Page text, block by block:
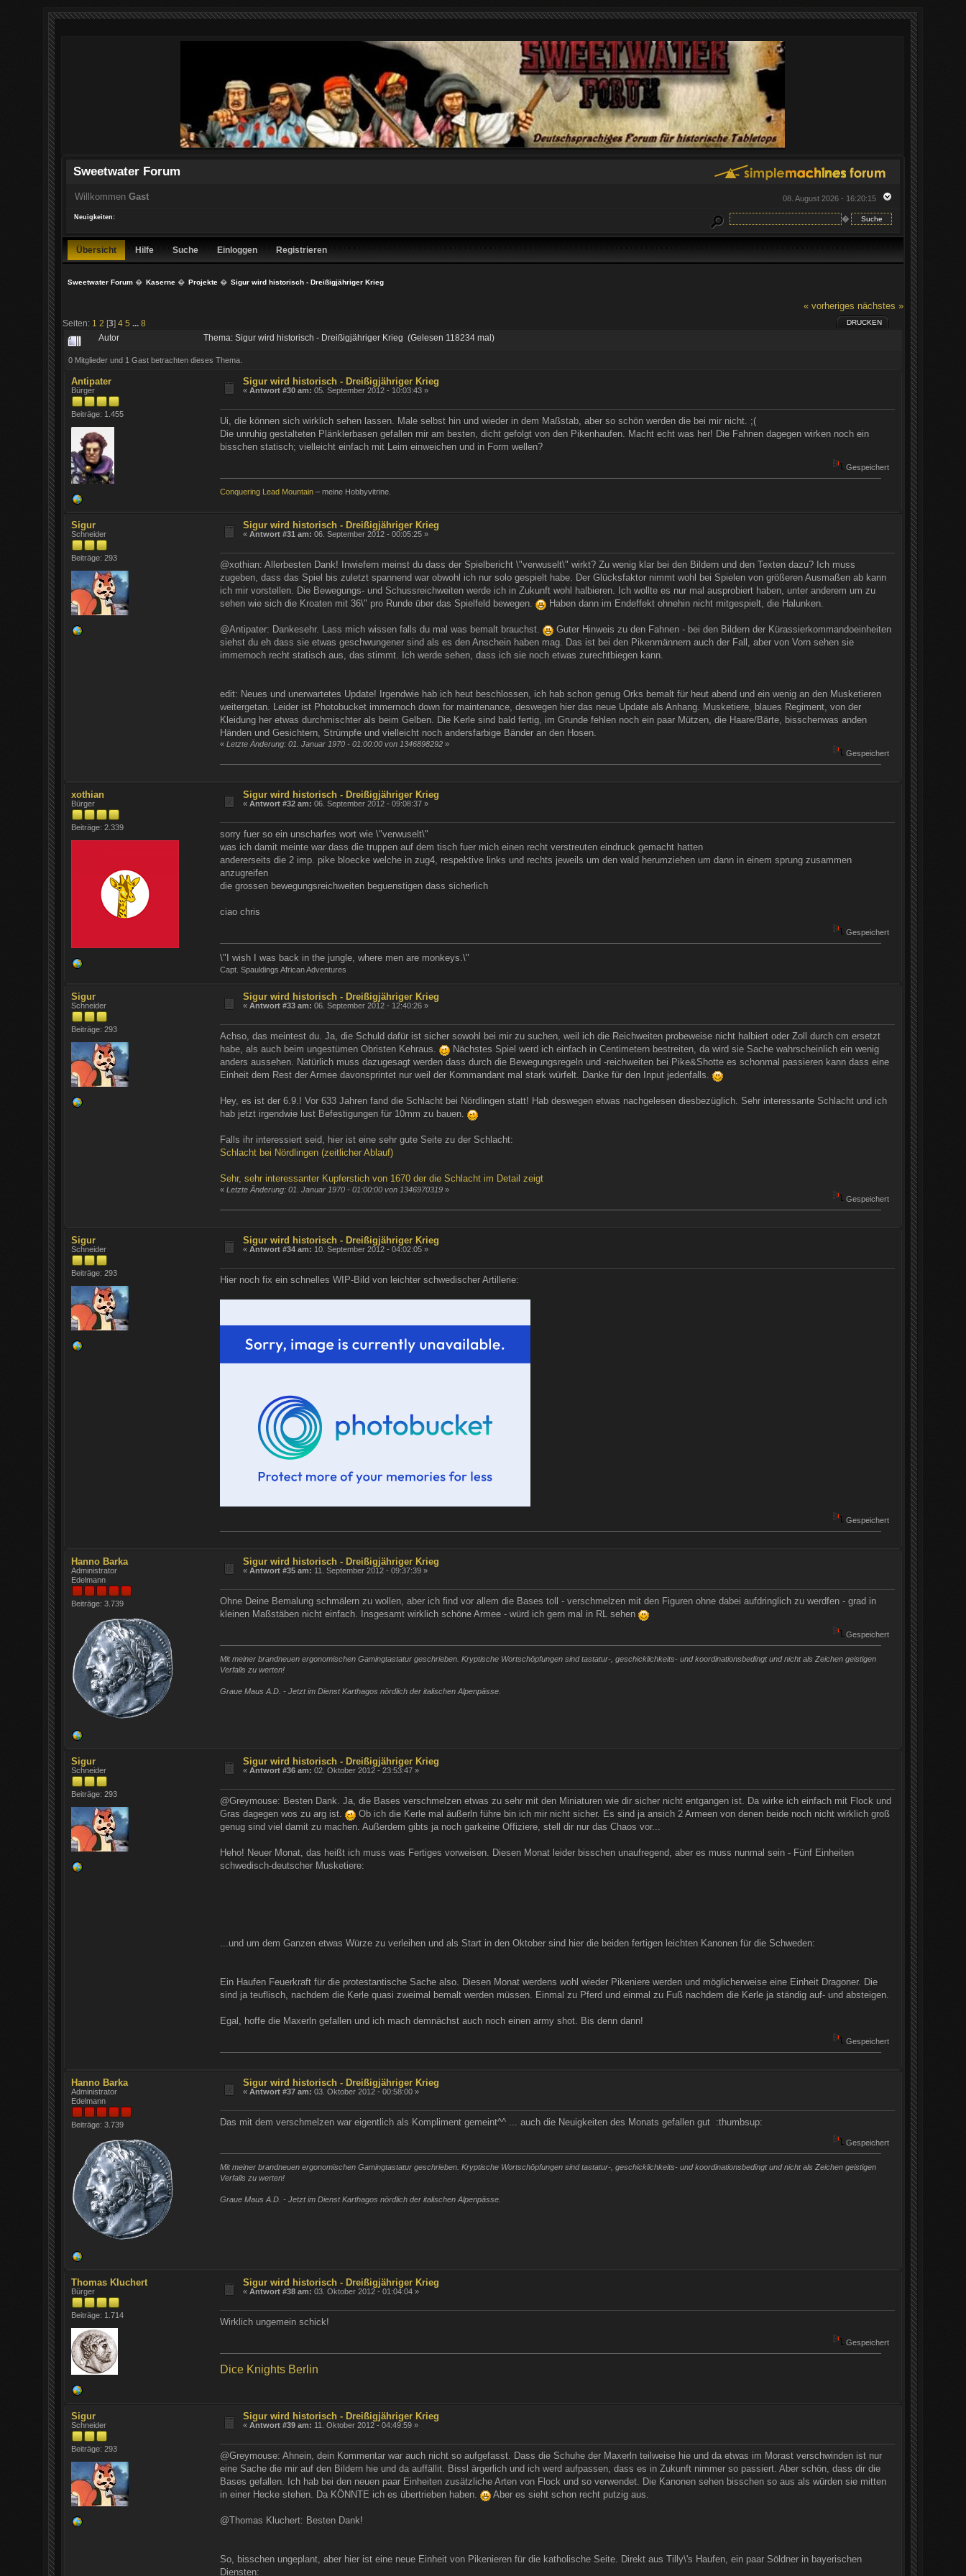
Sweetwater Forum
08. August 2026 - 16:20:15
Willkommen Gast
�
Neuigkeiten:
Übersicht Hilfe Suche Einloggen Registrieren
Sweetwater Forum� Kaserne� Projekte� Sigur wird historisch - Dreißigjähriger Krieg
« vorheriges nächstes »
Seiten: 1 2 [3]4 5 ...8 DRUCKEN
Autor Thema: Sigur wird historisch - Dreißigjähriger Krieg (Gelesen 118234 mal)
0 Mitglieder und 1 Gast betrachten dieses Thema.
Antipater
Bürger
Beiträge: 1.455
Sigur wird historisch - Dreißigjähriger Krieg
«Antwort #30 am: 05. September 2012 - 10:03:43 »
Ui, die können sich wirklich sehen lassen. Male selbst hin und wieder in dem Maßstab, aber so schön werden die bei mir nicht. ;(
Die unruhig gestalteten Plänklerbasen gefallen mir am besten, dicht gefolgt von den Pikenhaufen. Macht echt was her! Die Fahnen dagegen wirken noch ein
bisschen statisch; vielleicht einfach mit Leim einweichen und in Form wellen?
Gespeichert
Conquering Lead Mountain– meine Hobbyvitrine.
Sigur
Schneider
Beiträge: 293
Sigur wird historisch - Dreißigjähriger Krieg
«Antwort #31 am: 06. September 2012 - 00:05:25 »
@xothian: Allerbesten Dank! Inwiefern meinst du dass der Spielbericht \"verwuselt\" wirkt? Zu wenig klar bei den Bildern und den Texten dazu? Ich muss
zugeben, dass das Spiel bis zuletzt spannend war obwohl ich nur solo gespielt habe. Der Glücksfaktor nimmt wohl bei Spielen von größeren Ausmaßen ab kann
ich mir vorstellen. Die Bewegungs- und Schussreichweiten werde ich in Zukunft wohl halbieren. Ich wollte es nur mal ausprobiert haben, unter anderem um zu
sehen wie sich die Kroaten mit 36\" pro Runde über das Spielfeld bewegen.
Haben dann im Endeffekt ohnehin nicht mitgespielt, die Halunken.
@Antipater: Dankesehr. Lass mich wissen falls du mal was bemalt brauchst.
Guter Hinweis zu den Fahnen - bei den Bildern der Kürassierkommandoeinheiten
siehst du eh dass sie etwas geschwungener sind als es den Anschein haben mag. Das ist bei den Pikenmännern auch der Fall, aber von Vorn sehen sie
immernoch recht statisch aus, das stimmt. Ich werde sehen, dass ich sie noch etwas zurechtbiegen kann.
edit: Neues und unerwartetes Update! Irgendwie hab ich heut beschlossen, ich hab schon genug Orks bemalt für heut abend und ein wenig an den Musketieren
weitergetan. Leider ist Photobucket immernoch down for maintenance, deswegen hier das neue Update als Anhang. Musketiere, blaues Regiment, von der
Kleidung her etwas durchmischter als beim Gelben. Die Kerle sind bald fertig, im Grunde fehlen noch ein paar Mützen, die Haare/Bärte, bisschenwas anden
Händen und Gesichtern, Strümpfe und vielleicht noch andersfarbige Bänder an den Hosen.
« Letzte Änderung: 01. Januar 1970 - 01:00:00 von 1346898292»
Gespeichert
xothian
Bürger
Beiträge: 2.339
Sigur wird historisch - Dreißigjähriger Krieg
«Antwort #32 am: 06. September 2012 - 09:08:37 »
sorry fuer so ein unscharfes wort wie \"verwuselt\"
was ich damit meinte war dass die truppen auf dem tisch fuer mich einen recht verstreuten eindruck gemacht hatten
andererseits die 2 imp. pike bloecke welche in zug4, respektive links und rechts jeweils um den wald herumziehen um dann in einem sprung zusammen
anzugreifen
die grossen bewegungsreichweiten beguenstigen dass sicherlich
ciao chris
Gespeichert
\"I wish I was back in the jungle, where men are monkeys.\"
Capt. Spauldings African Adventures
Sigur
Schneider
Beiträge: 293
Sigur wird historisch - Dreißigjähriger Krieg
«Antwort #33 am: 06. September 2012 - 12:40:26 »
Achso, das meintest du. Ja, die Schuld dafür ist sicher sowohl bei mir zu suchen, weil ich die Reichweiten probeweise nicht halbiert oder Zoll durch cm ersetzt
habe, als auch beim ungestümen Obristen Kehraus.
Nächstes Spiel werd ich einfach in Centimetern bestreiten, da wird sie Sache wahrscheinlich ein wenig
anders aussehen. Natürlich muss dazugesagt werden dass durch die Bewegungsregeln und -reichweiten bei Pike&Shotte es schonmal passieren kann dass eine
Einheit dem Rest der Armee davonsprintet nur weil der Kommandant mal stark würfelt. Danke für den Input jedenfalls.
Hey, es ist der 6.9.! Vor 633 Jahren fand die Schlacht bei Nördlingen statt! Hab deswegen etwas nachgelesen diesbezüglich. Sehr interessante Schlacht und ich
hab jetzt irgendwie lust Befestigungen für 10mm zu bauen.
Falls ihr interessiert seid, hier ist eine sehr gute Seite zu der Schlacht:
Schlacht bei Nördlingen (zeitlicher Ablauf)
Sehr, sehr interessanter Kupferstich von 1670 der die Schlacht im Detail zeigt
« Letzte Änderung: 01. Januar 1970 - 01:00:00 von 1346970319»
Gespeichert
Sigur
Schneider
Beiträge: 293
Sigur wird historisch - Dreißigjähriger Krieg
«Antwort #34 am: 10. September 2012 - 04:02:05 »
Hier noch fix ein schnelles WIP-Bild von leichter schwedischer Artillerie:
Gespeichert
Hanno Barka
Administrator
Edelmann
Beiträge: 3.739
Sigur wird historisch - Dreißigjähriger Krieg
«Antwort #35 am: 11. September 2012 - 09:37:39 »
Ohne Deine Bemalung schmälern zu wollen, aber ich find vor allem die Bases toll - verschmelzen mit den Figuren ohne dabei aufdringlich zu werdfen - grad in
kleinen Maßstäben nicht einfach. Insgesamt wirklich schöne Armee - würd ich gern mal in RL sehen
Gespeichert
Mit meiner brandneuen ergonomischen Gamingtastatur geschrieben. Kryptische Wortschöpfungen sind tastatur-, geschicklichkeits- und koordinationsbedingt und nicht als Zeichen geistigen
Verfalls zu werten!
Graue Maus A.D. - Jetzt im Dienst Karthagos nördlich der italischen Alpenpässe.
Sigur
Schneider
Beiträge: 293
Sigur wird historisch - Dreißigjähriger Krieg
«Antwort #36 am: 02. Oktober 2012 - 23:53:47 »
@Greymouse: Besten Dank. Ja, die Bases verschmelzen etwas zu sehr mit den Miniaturen wie dir sicher nicht entgangen ist. Da wirke ich einfach mit Flock und
Gras dagegen wos zu arg ist.
Ob ich die Kerle mal äußerln führe bin ich mir nicht sicher. Es sind ja ansich 2 Armeen von denen beide noch nicht wirklich groß
genug sind viel damit zu machen. Außerdem gibts ja noch garkeine Offiziere, stell dir nur das Chaos vor...
Heho! Neuer Monat, das heißt ich muss was Fertiges vorweisen. Diesen Monat leider bisschen unaufregend, aber es muss nunmal sein - Fünf Einheiten
schwedisch-deutscher Musketiere:
...und um dem Ganzen etwas Würze zu verleihen und als Start in den Oktober sind hier die beiden fertigen leichten Kanonen für die Schweden:
Ein Haufen Feuerkraft für die protestantische Sache also. Diesen Monat werdens wohl wieder Pikeniere werden und möglicherweise eine Einheit Dragoner. Die
sind ja teuflisch, nachdem die Kerle quasi zweimal bemalt werden müssen. Einmal zu Pferd und einmal zu Fuß nachdem die Kerle ja ständig auf- und absteigen.
Egal, hoffe die Maxerln gefallen und ich mach demnächst auch noch einen army shot. Bis denn dann!
Gespeichert
Hanno Barka
Administrator
Edelmann
Beiträge: 3.739
Sigur wird historisch - Dreißigjähriger Krieg
«Antwort #37 am: 03. Oktober 2012 - 00:58:00 »
Das mit dem verschmelzen war eigentlich als Kompliment gemeint^^ ... auch die Neuigkeiten des Monats gefallen gut :thumbsup:
Gespeichert
Mit meiner brandneuen ergonomischen Gamingtastatur geschrieben. Kryptische Wortschöpfungen sind tastatur-, geschicklichkeits- und koordinationsbedingt und nicht als Zeichen geistigen
Verfalls zu werten!
Graue Maus A.D. - Jetzt im Dienst Karthagos nördlich der italischen Alpenpässe.
Thomas Kluchert
Bürger
Beiträge: 1.714
Sigur wird historisch - Dreißigjähriger Krieg
«Antwort #38 am: 03. Oktober 2012 - 01:04:04 »
Wirklich ungemein schick!
Gespeichert
Dice Knights Berlin
Sigur
Schneider
Beiträge: 293
Sigur wird historisch - Dreißigjähriger Krieg
«Antwort #39 am: 11. Oktober 2012 - 04:49:59 »
@Greymouse: Ahnein, dein Kommentar war auch nicht so aufgefasst. Dass die Schuhe der Maxerln teilweise hie und da etwas im Morast verschwinden ist nur
eine Sache die mir auf den Bildern hie und da auffällit. Bissl ärgerlich und ich werd aufpassen, dass es in Zukunft nimmer so passiert. Aber schön, dass dir die
Bases gefallen. Ich hab bei den neuen paar Einheiten zusätzliche Arten von Flock und so verwendet. Die Kanonen sehen bisschen so aus als würden sie mitten
in einer Hecke stehen. Da KÖNNTE ich es übertrieben haben.
Aber es sieht schon recht putzig aus.
@Thomas Kluchert: Besten Dank!
So, bisschen ungeplant, aber hier ist eine neue Einheit von Pikenieren für die katholische Seite. Direkt aus Tilly\'s Haufen, ein paar Söldner in bayerischen
Diensten: